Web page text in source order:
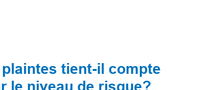
tient-il compte
le niveau de risque?